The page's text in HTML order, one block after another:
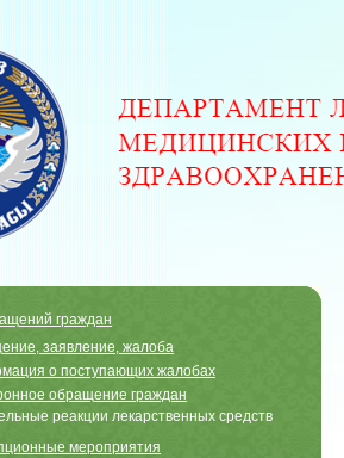
граждан
заявление, жалоба
о поступающих жалобах
обращение граждан
реакции лекарственных средств
мероприятия